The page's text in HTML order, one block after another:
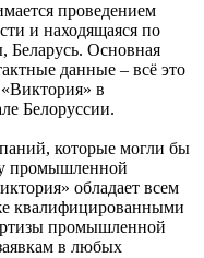
проведением
и находящаяся по
Беларусь. Основная
данные – всё это
в
Белоруссии.
которые могли бы
промышленной
обладает всем
квалифицированными
промышленной
в любых